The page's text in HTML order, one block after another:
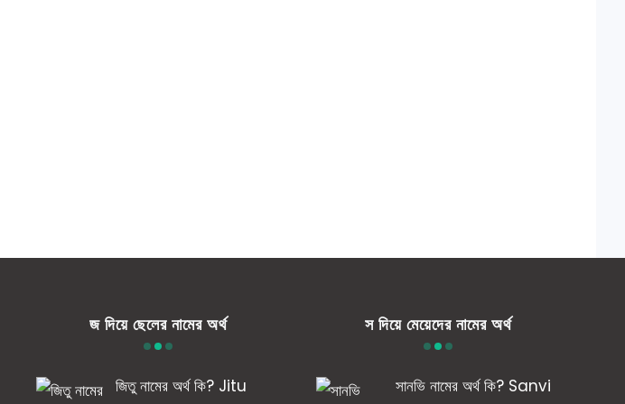
জ দিয়ে ছেলের নামের অর্থ
জিতু নামের অর্থ কি? Jitu
স দিয়ে মেয়েদের নামের অর্থ
সানভি নামের অর্থ কি? Sanvi